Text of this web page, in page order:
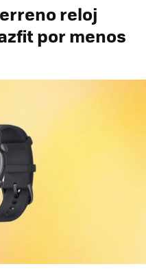
reloj
por menos